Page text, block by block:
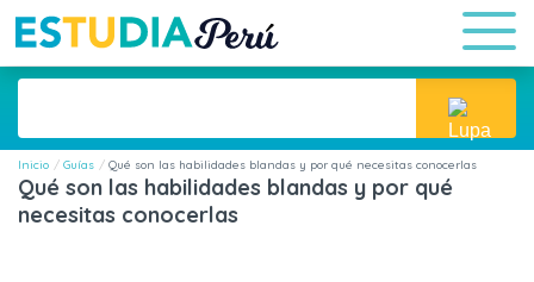
Inicio Guías Qué son las habilidades blandas y por qué necesitas conocerlas
Qué son las habilidades blandas y por qué
necesitas conocerlas